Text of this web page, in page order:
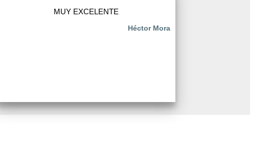
MUY EXCELENTE
Héctor Mora